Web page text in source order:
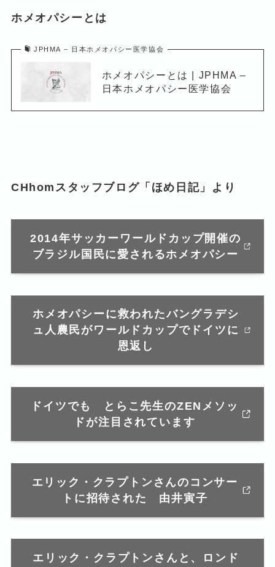
ホメオパシーとは
JPHMA – 日本ホメオパシー医学協会
ホメオパシーとは | JPHMA –
日本ホメオパシー医学協会
CHhomスタッフブログ「ほめ日記」より
2014年サッカーワールドカップ開催の
ブラジル国民に愛されるホメオパシー
ホメオパシーに救われたバングラデシ
ュ人農民がワールドカップでドイツに
恩返し
ドイツでも とらこ先生のZENメソッ
ドが注目されています
エリック・クラプトンさんのコンサー
トに招待された 由井寅子
エリック・クラプトンさんと、ロンド